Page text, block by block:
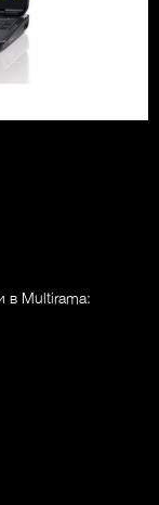
в Multirama: